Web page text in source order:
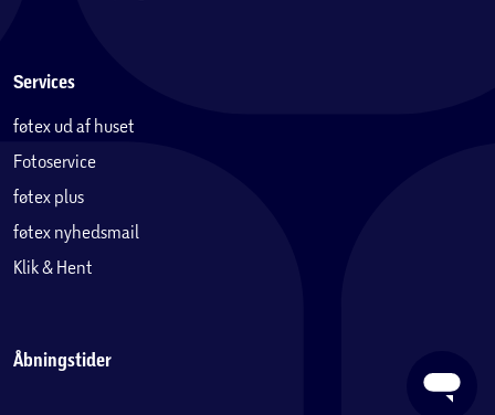
Services
føtex ud af huset
Fotoservice
føtex plus
føtex nyhedsmail
Klik & Hent
Åbningstider